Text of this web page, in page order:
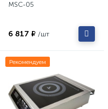
MSC-05
6 817 ₽ /шт
Рекомендуем